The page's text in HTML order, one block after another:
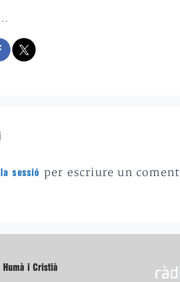
sessió per escriure un
Humà i Cristià